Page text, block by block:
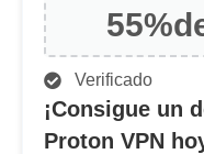
55%
Verificado
¡Consigue un
Proton VPN